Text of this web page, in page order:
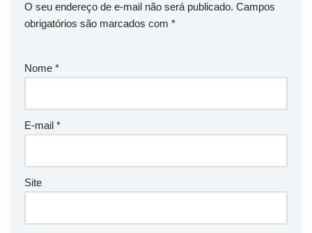
O seu endereço de e-mail não será publicado. Campos
obrigatórios são marcados com *
Nome *
E-mail *
Site